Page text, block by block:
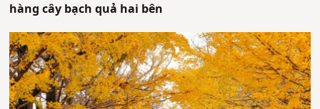
hàng cây bạch quả hai bên